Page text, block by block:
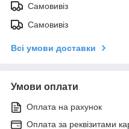
Самовивіз
Самовивіз
Всі умови доставки
Умови оплати
Оплата на рахунок
Оплата за реквізитами